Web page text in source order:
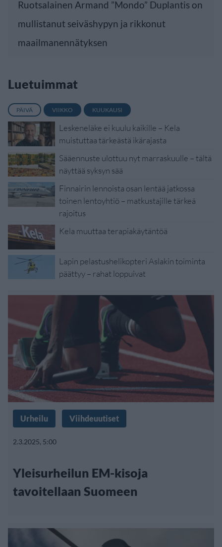
Ruotsalainen Armand ”Mondo” Duplantis on
mullistanut seiväshypyn ja rikkonut
maailmanennätyksen
Luetuimmat
PÄIVÄ VIIKKO KUUKAUSI
Leskeneläke ei kuulu kaikille – Kela
muistuttaa tärkeästä ikärajasta
Sääennuste ulottuu nyt marraskuulle – tältä
näyttää syksyn sää
Finnairin lennoista osan lentää jatkossa
toinen lentoyhtiö – matkustajille tärkeä
rajoitus
Kela muuttaa terapiakäytäntöä
Lapin pelastushelikopteri Aslakin toiminta
päättyy – rahat loppuivat
Urheilu Viihdeuutiset
2.3.2025, 5:00
Yleisurheilun EM-kisoja
tavoitellaan Suomeen